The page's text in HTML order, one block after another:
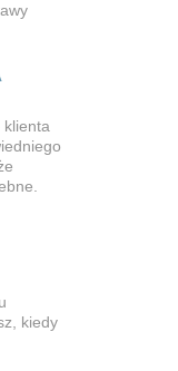
klienta
kiedy